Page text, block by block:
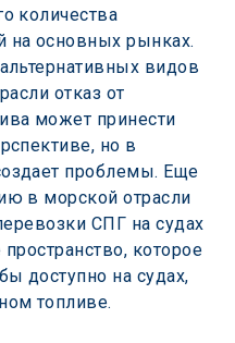
количества
на основных рынках.
видов
отказ от
может принести
но в
проблемы. Еще
в морской отрасли
СПГ на судах
которое
доступно на судах,
топливе.